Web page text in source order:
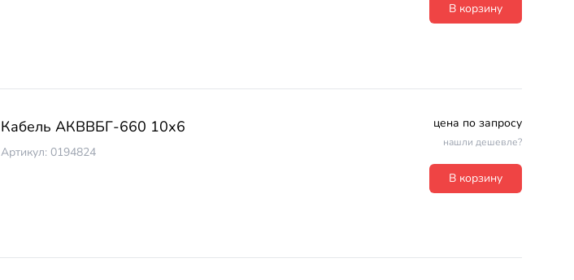
В корзину
Кабель АКВВБГ-660 10х6
Артикул: 0194824
цена по запросу
нашли дешевле?
В корзину